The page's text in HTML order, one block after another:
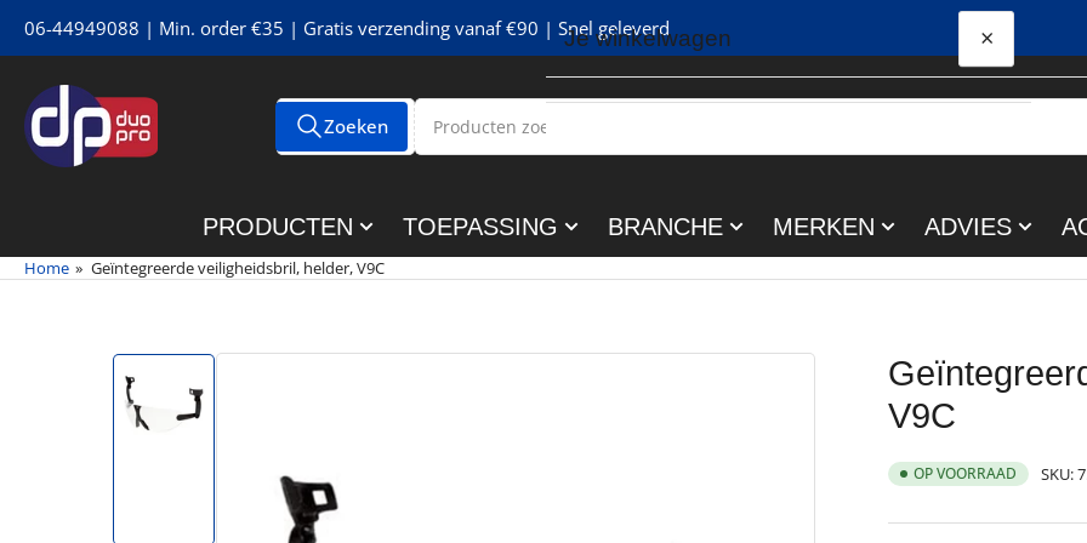
naar
content
06-44949088 | Min. order €35 | Gratis verzending vanaf €90 | Snel geleverd
Alle tags
Producten
zoekenZoeken
PRODUCTEN TOEPASSING BRANCHE MERKEN ADVIES
Home » Geïntegreerde veiligheidsbril, helder, V9C
Meteen
naar
V9C
OP VOORRAAD SKU:
Je winkelwagen ×
Je winkelwagen is leeg
Snel
bekijken